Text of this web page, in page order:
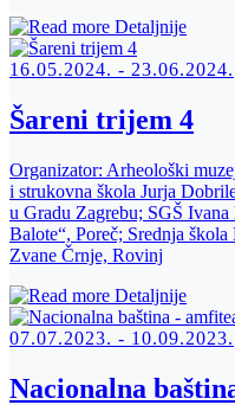
Detaljnije
16.05.2024. - 23.06.2024.
Šareni trijem 4
Organizator: Arheološki
i strukovna škola Jurja
u Gradu Zagrebu; SGŠ
Balote“, Poreč; Srednja
Zvane Črnje, Rovinj
Detaljnije
07.07.2023. - 10.09.2023.
Nacionalna